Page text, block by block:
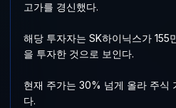
고가를 경신했다.
해당 투자자는 SK하이닉스가
을 투자한 것으로 보인다.
현재 주가는 30% 넘게 올라 주식
다.